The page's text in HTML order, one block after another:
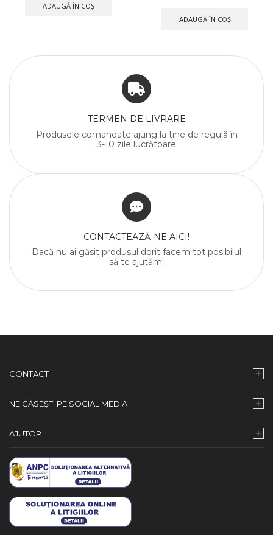
ADAUGĂ ÎN COȘ
ADAUGĂ ÎN COȘ
TERMEN DE LIVRARE
Produsele comandate ajung la tine de regulă în
3-10 zile lucrătoare
CONTACTEAZĂ-NE AICI!
Dacă nu ai găsit produsul dorit facem tot posibilul
să te ajutăm!
CONTACT
NE GĂSEȘTI PE SOCIAL MEDIA
AJUTOR